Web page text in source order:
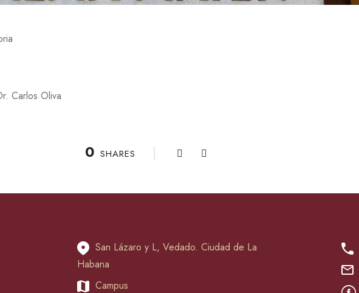
Carlos Oliva
0 SHARES
San Lázaro y L, Vedado. Ciudad de La
Habana
Campus